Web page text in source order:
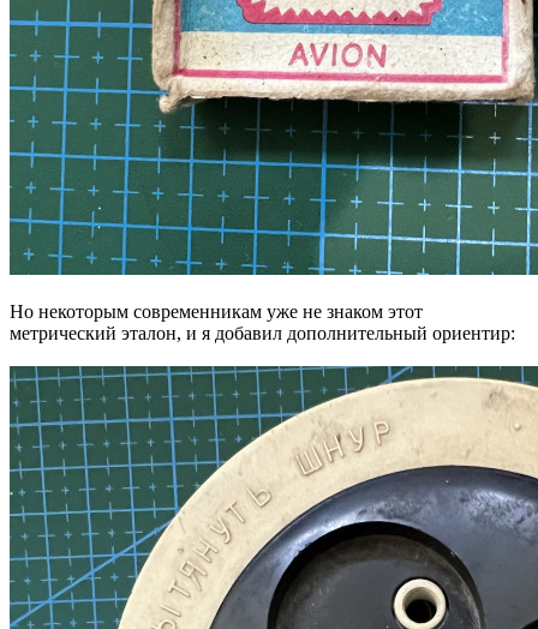
Но некоторым современникам уже не знаком этот
метрический эталон, и я добавил дополнительный ориентир: